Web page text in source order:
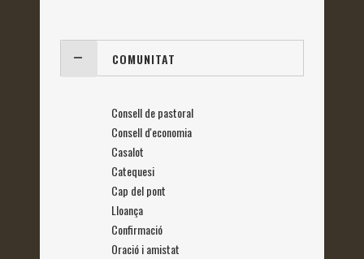
COMUNITAT
Consell de pastoral
Consell d'economia
Casalot
Catequesi
Cap del pont
Lloança
Confirmació
Oració i amistat